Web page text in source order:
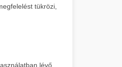
tükrözi,
lévő